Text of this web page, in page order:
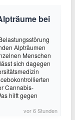
bei
Alpträumen
Menschen
sich dagegen
Cannabis-
hilft gegen
vor 6 Stunden